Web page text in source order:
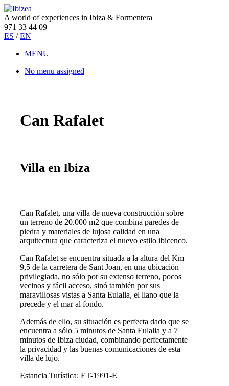
A world of experiences in Ibiza & Formentera
971 33 44 09
ES / EN
MENU
No menu assigned
Can Rafalet
Villa en Ibiza
Can Rafalet, una villa de nueva construcción sobre
un terreno de 20.000 m2 que combina paredes de
piedra y materiales de lujosa calidad en una
arquitectura que caracteriza el nuevo estilo ibicenco.
Can Rafalet se encuentra situada a la altura del Km
9,5 de la carretera de Sant Joan, en una ubicación
privilegiada, no sólo por su extenso terreno, pocos
vecinos y fácil acceso, sinó también por sus
maravillosas vistas a Santa Eulalia, el llano que la
precede y el mar al fondo.
Además de ello, su situación es perfecta dado que se
encuentra a sólo 5 minutos de Santa Eulalia y a 7
minutos de Ibiza ciudad, combinando perfectamente
la privacidad y las buenas comunicaciones de esta
villa de lujo.
Estancia Turística: ET-1991-E